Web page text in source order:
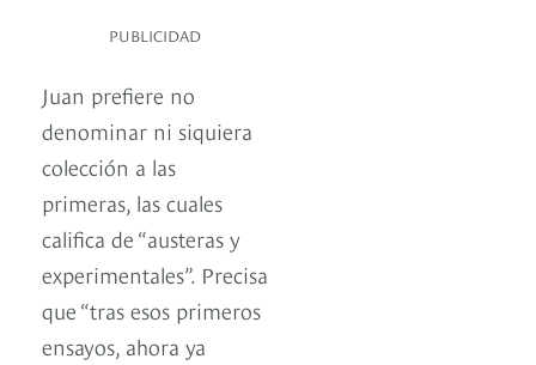
PUBLICIDAD
Juan prefiere no
denominar ni siquiera
colección a las
primeras, las cuales
califica de “austeras y
experimentales”. Precisa
que “tras esos primeros
ensayos, ahora ya